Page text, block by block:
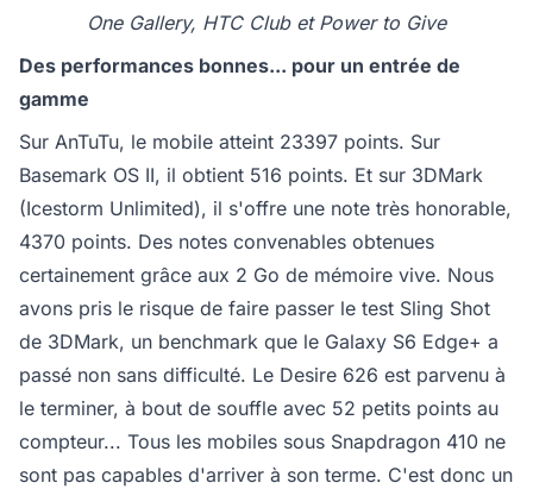
One Gallery, HTC Club et Power to Give
Des performances bonnes... pour un entrée de
gamme
Sur AnTuTu, le mobile atteint 23397 points. Sur
Basemark OS II, il obtient 516 points. Et sur 3DMark
(Icestorm Unlimited), il s'offre une note très honorable,
4370 points. Des notes convenables obtenues
certainement grâce aux 2 Go de mémoire vive. Nous
avons pris le risque de faire passer le test Sling Shot
de 3DMark, un benchmark que le Galaxy S6 Edge+ a
passé non sans difficulté. Le Desire 626 est parvenu à
le terminer, à bout de souffle avec 52 petits points au
compteur... Tous les mobiles sous Snapdragon 410 ne
sont pas capables d'arriver à son terme. C'est donc un